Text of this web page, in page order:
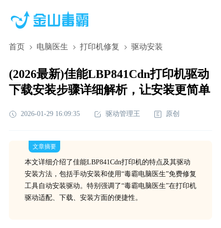
首页 电脑医生 打印机修复 驱动安装
(2026最新)佳能LBP841Cdn打印机驱动
下载安装步骤详细解析，让安装更简单
2026-01-29 16:09:35 驱动管理王 原创
文章摘要
本文详细介绍了佳能LBP841Cdn打印机的特点及其驱动
安装方法，包括手动安装和使用“毒霸电脑医生”免费修复
工具自动安装驱动。特别强调了“毒霸电脑医生”在打印机
驱动适配、下载、安装方面的便捷性。